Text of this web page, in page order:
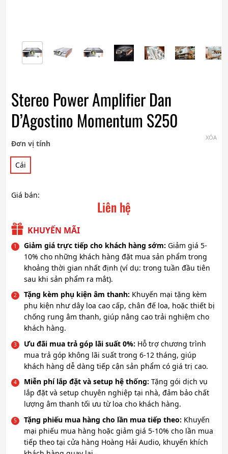
Stereo Power Amplifier Dan
D’Agostino Momentum S250
Đơn vị tính
Cái
XÓA
Giá bán:
Liên hệ
KHUYẾN MÃI
Giảm giá trực tiếp cho khách hàng sớm: Giảm giá 5-
10% cho những khách hàng đặt mua sản phẩm trong
khoảng thời gian nhất định (ví dụ: trong tuần đầu tiên
sau khi sản phẩm ra mắt).
Tặng kèm phụ kiện âm thanh: Khuyến mại tặng kèm
phụ kiện như dây loa cao cấp, chân đế loa, hoặc thiết bị
chống rung âm thanh, giúp nâng cao trải nghiệm cho
khách hàng.
Ưu đãi mua trả góp lãi suất 0%: Hỗ trợ chương trình
mua trả góp không lãi suất trong 6-12 tháng, giúp
khách hàng dễ dàng tiếp cận sản phẩm có giá trị cao.
Miễn phí lắp đặt và setup hệ thống: Tặng gói dịch vụ
lắp đặt và setup chuyên nghiệp tại nhà, đảm bảo chất
lượng âm thanh tối ưu từ loa cho khách hàng.
Tặng phiếu mua hàng cho lần mua tiếp theo: Khuyến
mại phiếu mua hàng hoặc giảm giá 5-10% cho lần mua
tiếp theo tại cửa hàng Hoàng Hải Audio, khuyến khích